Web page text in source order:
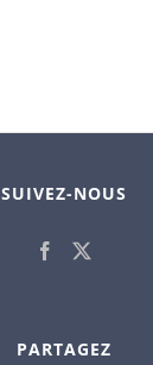
SUIVEZ-NOUS
PARTAGEZ